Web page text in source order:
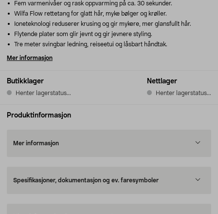
Butikklager
Henter lagerstatus...
Nettlager
Henter lagerstatus...
Fem varmenivåer og rask oppvarming på ca. 30 sekunder.
Wilfa Flow rettetang for glatt hår, myke bølger og krøller.
Ioneteknologi reduserer krusing og gir mykere, mer glansfullt hår.
Flytende plater som glir jevnt og gir jevnere styling.
Tre meter svingbar ledning, reiseetui og låsbart håndtak.
Mer informasjon
Produktinformasjon
Mer informasjon
Spesifikasjoner, dokumentasjon og ev. faresymboler